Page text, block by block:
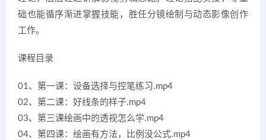
础也能循序渐进掌握技能，胜任分镜绘制与动态影像创作
工作。
课程目录
01、第一课：设备选择与控笔练习.mp4
02、第二课：好线条的样子.mp4
03、第三课绘画中的透视怎么学.mp4
04、第四课：绘画有方法，比例没公式.mp4